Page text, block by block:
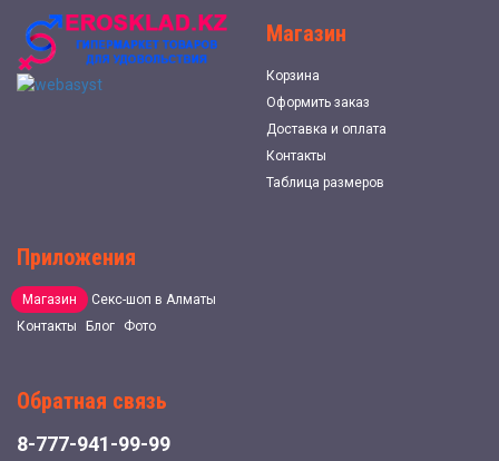
Магазин
Корзина
Оформить заказ
Доставка и оплата
Контакты
Таблица размеров
Приложения
Магазин
Секс-шоп в Алматы
Контакты
Блог Фото
Обратная связь
8-777-941-99-99